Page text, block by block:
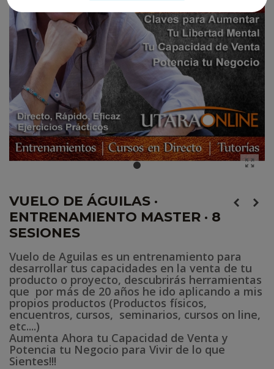
VUELO DE ÁGUILAS ·
ENTRENAMIENTO MASTER · 8
SESIONES
Vuelo de Aguilas es un entrenamiento para
desarrollar tus capacidades en la venta de tu
producto o proyecto, descubrirás herramientas
que por más de 20 años he ido aplicando a mis
propios productos (Productos físicos,
encuentros, cursos, seminarios, cursos on line,
etc....)
Aumenta Ahora tu Capacidad de Venta y
Potencia tu Negocio para Vivir de lo que
Sientes!!!